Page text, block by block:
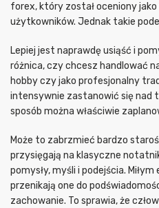
forex, który został oceniony
użytkowników. Jednak takie
Lepiej jest naprawdę usiąść i
różnica, czy chcesz handlować
hobby czy jako profesjonalny
intensywnie zastanowić się nad
sposób można właściwie
Może to zabrzmieć bardzo
przysięgają na klasyczne
pomysły, myśli i podejścia.
przenikają one do
zachowanie. To sprawia, że